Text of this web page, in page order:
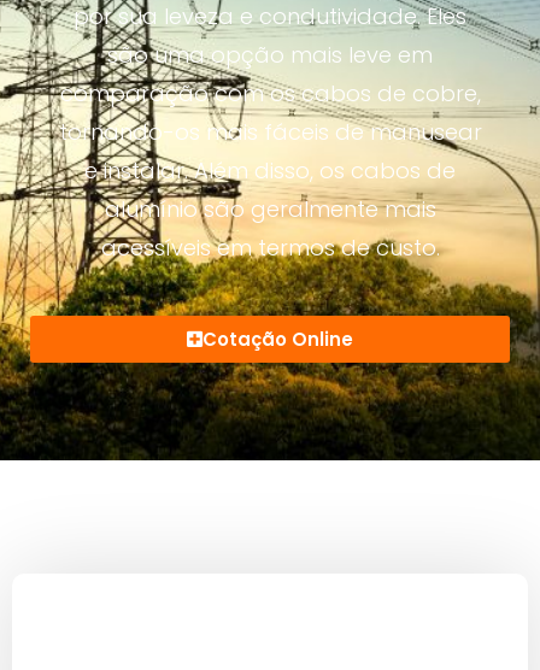
por sua leveza e condutividade. Eles
são uma opção mais leve em
comparação com os cabos de cobre,
tornando-os mais fáceis de manusear
e instalar. Além disso, os cabos de
alumínio são geralmente mais
acessíveis em termos de custo.
Cotação Online